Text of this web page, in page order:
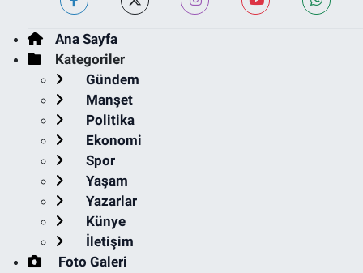
Ana Sayfa
Kategoriler
Gündem
Manşet
Politika
Ekonomi
Spor
Yaşam
Yazarlar
Künye
İletişim
Foto Galeri